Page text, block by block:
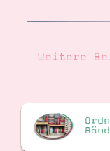
Weitere